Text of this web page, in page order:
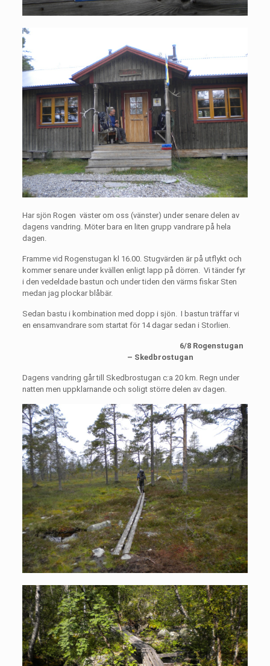
Har sjön Rogen väster om oss (vänster) under senare delen av
dagens vandring. Möter bara en liten grupp vandrare på hela
dagen.
Framme vid Rogenstugan kl 16.00. Stugvärden är på utflykt och
kommer senare under kvällen enligt lapp på dörren.
Vi tänder fyr
i den vedeldade bastun och under tiden den värms fiskar Sten
medan jag plockar blåbär.
Sedan bastu i kombination med dopp i sjön.
I bastun träffar vi
en ensamvandrare som startat för 14 dagar sedan i Storlien.
6/8 Rogenstugan
– Skedbrostugan
Dagens vandring går till Skedbrostugan c:a 20 km. Regn under
natten men uppklarnande och soligt större delen av dagen.